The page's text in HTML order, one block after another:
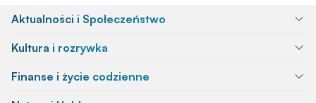
Aktualności i Społeczeństwo
Kultura i rozrywka
Finanse i życie codzienne